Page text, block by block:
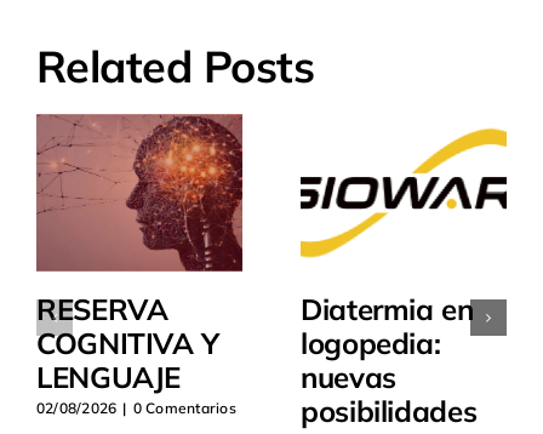
Related Posts
RESERVA
COGNITIVA Y
LENGUAJE
02/08/2026 | 0 Comentarios
Diatermia en
logopedia:
nuevas
posibilidades